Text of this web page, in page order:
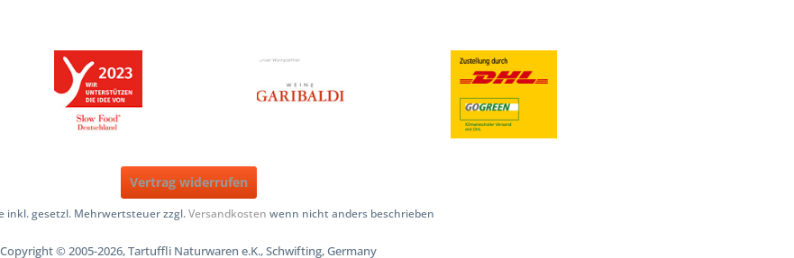
Vertrag widerrufen
inkl. gesetzl. Mehrwertsteuer zzgl.Versandkosten wenn nicht anders beschrieben
Copyright © 2005-2026, Tartuffli Naturwaren e.K., Schwifting, Germany